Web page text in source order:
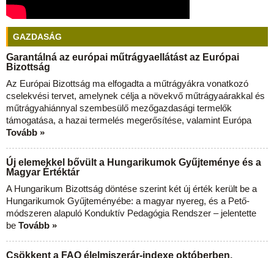
GAZDASÁG
Garantálná az európai műtrágyaellátást az Európai
Bizottság
Az Európai Bizottság ma elfogadta a műtrágyákra vonatkozó
cselekvési tervet, amelynek célja a növekvő műtrágyaárakkal és
műtrágyahiánnyal szembesülő mezőgazdasági termelők
támogatása, a hazai termelés megerősítése, valamint Európa
Tovább »
Új elemekkel bővült a Hungarikumok Gyűjteménye és a
Magyar Értéktár
A Hungarikum Bizottság döntése szerint két új érték került be a
Hungarikumok Gyűjteményébe: a magyar nyereg, és a Pető-
módszeren alapuló Konduktív Pedagógia Rendszer – jelentette
be Tovább »
Csökkent a FAO élelmiszerár-indexe októberben,